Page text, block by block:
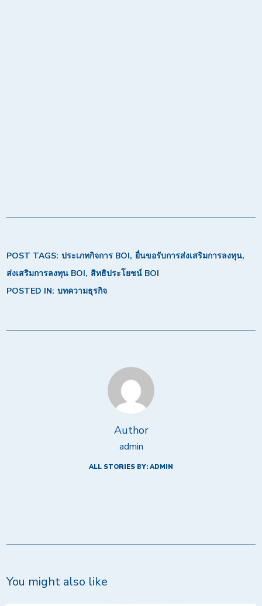
POST TAGS: ประเภทกิจการ BOI ยื่นขอรับการส่งเสริมการลงทุน
ส่งเสริมการลงทุน BOI สิทธิประโยชน์ BOI
POSTED IN: บทความธุรกิจ
Author
admin
ALL STORIES BY: ADMIN
You might also like